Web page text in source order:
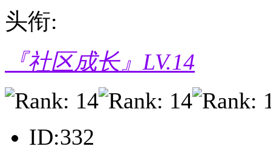
头衔:
『社区成长』LV.14
ID:332